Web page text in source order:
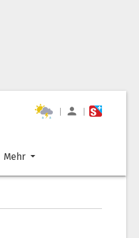
| |
Mehr